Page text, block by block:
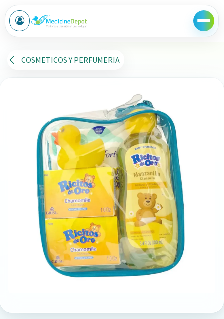
Ir al contenido
COSMETICOS Y PERFUMERIA